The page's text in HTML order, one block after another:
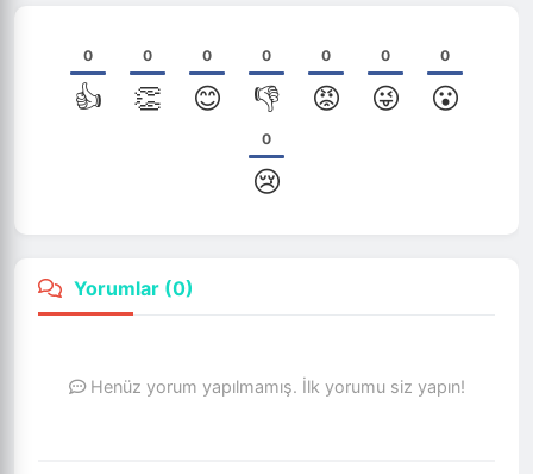
0
👍
0
👏
0
😊
0
👎
0
😡
0
😜
0
😮
0
😢
Yorumlar (0)
Henüz yorum yapılmamış. İlk yorumu siz yapın!